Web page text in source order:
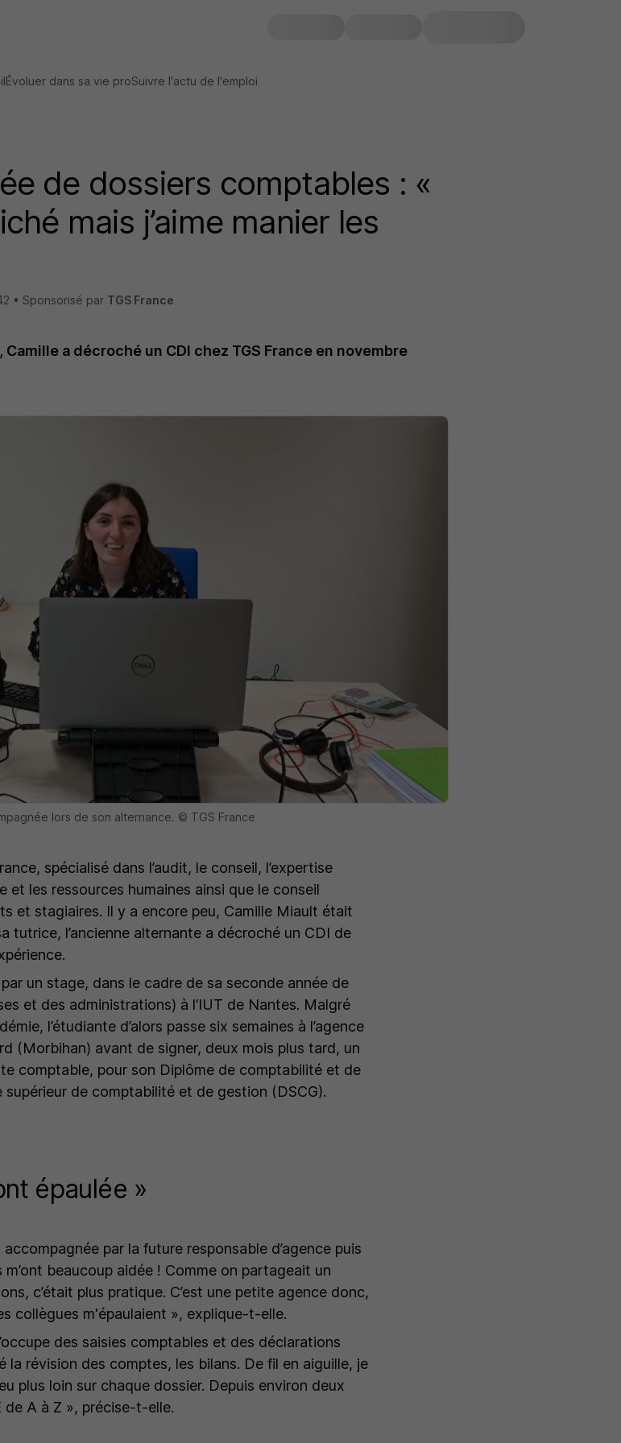
Évoluer dans sa vie proSuivre l'actu de l'emploi
de dossiers comptables : «
mais j’aime manier les
• Sponsorisé par TGS France
a décroché un CDI chez TGS France en novembre
lors de son alternance. © TGS France
spécialisé dans l’audit, le conseil, l’expertise
et les ressources humaines ainsi que le conseil
et stagiaires. Il y a encore peu, Camille Miault était
tutrice, l’ancienne alternante a décroché un CDI de
un stage, dans le cadre de sa seconde année de
et des administrations) à l’IUT de Nantes. Malgré
l’étudiante d’alors passe six semaines à l’agence
(Morbihan) avant de signer, deux mois plus tard, un
comptable, pour son Diplôme de comptabilité et de
de comptabilité et de gestion (DSCG).
épaulée »
par la future responsable d’agence puis
m’ont beaucoup aidée ! Comme on partageait un
c’était plus pratique. C’est une petite agence donc,
collègues m'épaulaient », explique-t-elle.
des saisies comptables et des déclarations
la révision des comptes, les bilans. De fil en aiguille, je
plus loin sur chaque dossier. Depuis environ deux
de A à Z », précise-t-elle.